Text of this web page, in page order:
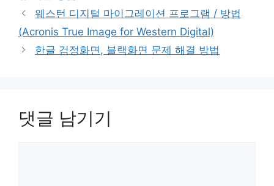
웨스턴 디지털 마이그레이션 프로그램 / 방법
(Acronis True Image for Western Digital)
한글 검정화면, 블랙화면 문제 해결 방법
댓글 남기기